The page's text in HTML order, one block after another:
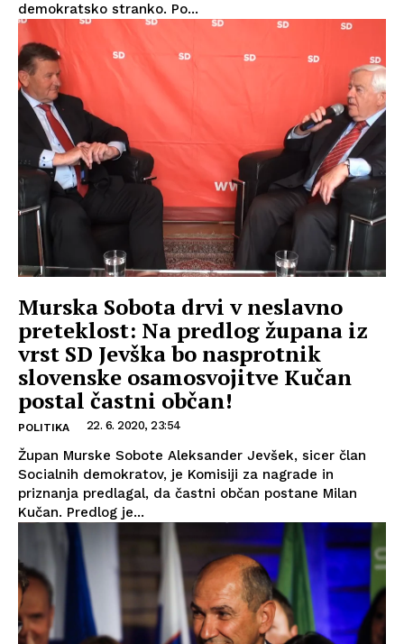
demokratsko stranko. Po...
Murska Sobota drvi v neslavno
preteklost: Na predlog župana iz
vrst SD Jevška bo nasprotnik
slovenske osamosvojitve Kučan
postal častni občan!
POLITIKA 22. 6. 2020, 23:54
Župan Murske Sobote Aleksander Jevšek, sicer član
Socialnih demokratov, je Komisiji za nagrade in
priznanja predlagal, da častni občan postane Milan
Kučan. Predlog je...